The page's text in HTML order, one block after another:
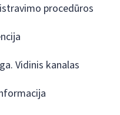
procedūros
Vidinis kanalas